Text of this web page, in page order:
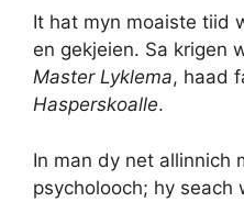
It hat myn moaiste tiid
en gekjeien. Sa krigen
Master Lyklema, haad
Hasperskoalle.
In man dy net allinnich
psycholooch; hy seach